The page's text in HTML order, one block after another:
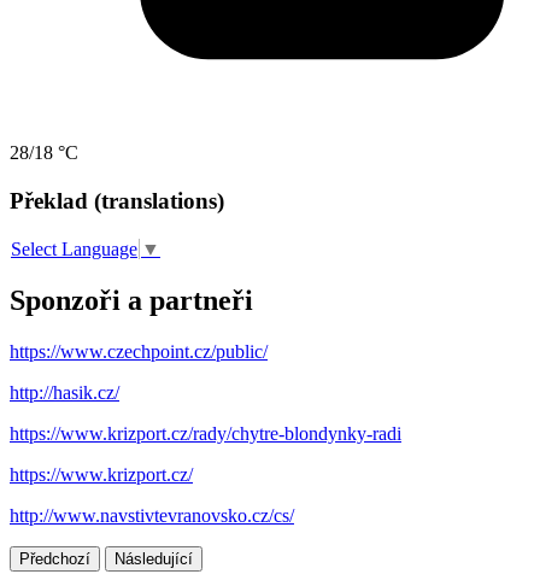
28/18 °C
Překlad (translations)
Select Language ▼
Sponzoři a partneři
https://www.czechpoint.cz/public/
http://hasik.cz/
https://www.krizport.cz/rady/chytre-blondynky-radi
https://www.krizport.cz/
http://www.navstivtevranovsko.cz/cs/
Předchozí Následující